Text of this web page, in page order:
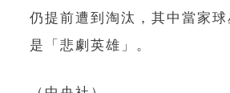
仍提前遭到淘汰，其中當家
是「悲劇英雄」。